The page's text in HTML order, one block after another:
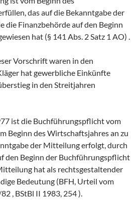
das auf die Bekanntgabe der
die Finanzbehörde auf den Beginn
hat (§ 141 Abs. 2 Satz 1 AO) .
Vorschrift waren in den
hat gewerbliche Einkünfte
in den Streitjahren
ist die Buchführungspflicht vom
Beginn des Wirtschaftsjahres an zu
der Mitteilung erfolgt, durch
den Beginn der Buchführungspflicht
hat als rechtsgestaltender
Bedeutung (BFH, Urteil vom
, BStBl II 1983, 254 ).